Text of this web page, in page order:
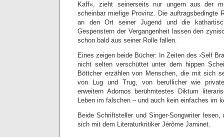
Kaff«, zieht seinerseits nur ungern aus der
scheinbar miefige Provinz. Die auftragsbedingte
an den Ort seiner Jugend und die
Gespenstern der Vergangenheit lassen den
schon bald aus seiner Rolle fallen.
Eines zeigen beide Bücher: In Zeiten des ›Self
nicht selten verschüttet unter dem hippen
Böttcher erzählen von Menschen, die mit sich
von Lug und Trug, von beruflicher wie
erweitern Adornos berühmtestes Diktum
Leben im falschen – und auch kein einfaches im
Beide Schriftsteller und Singer-Songwriter lesen,
sich mit dem Literaturkritiker Jérôme Jaminet.